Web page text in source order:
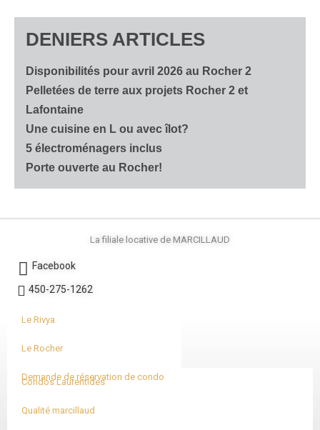
DENIERS ARTICLES
Disponibilités pour avril 2026 au Rocher 2
Pelletées de terre aux projets Rocher 2 et
Lafontaine
Une cuisine en L ou avec îlot?
5 électroménagers inclus
Porte ouverte au Rocher!
La filiale locative de MARCILLAUD
Facebook
450-275-1262
Le Rivya
Le Rocher
Demande de réservation de condo
Condos Laurentides
Qualité marcillaud